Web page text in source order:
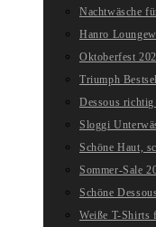
Nachtwäsche
Hanro
Oktoberfest
Triumph
Dessous
Sloggi
Schöne Haut,
Sommer-Sale
Schöne
Weiße T-Shirts